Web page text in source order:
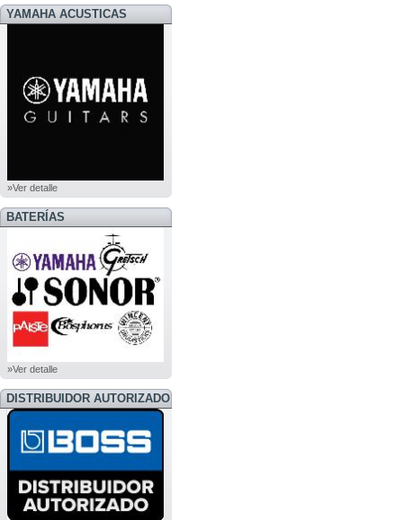
YAMAHA ACUSTICAS
»Ver detalle
BATERÍAS
»Ver detalle
DISTRIBUIDOR AUTORIZADO
BOSS